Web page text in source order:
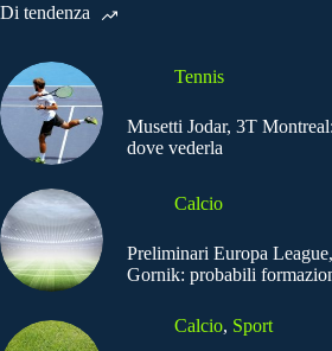
Di tendenza
Tennis
Musetti Jodar, 3T
dove vederla
Calcio
Preliminari Europa
Gornik: probabili
Calcio, Sport